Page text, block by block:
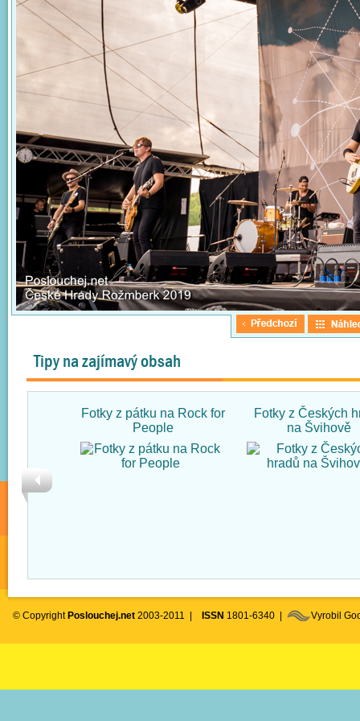
Tipy na zajímavý obsah
Fotky z pátku na Rock for
People
Fotky z Českých
na Švihově
© Copyright Poslouchej.net 2003-2011 | ISSN 1801-6340 | Vyrobil